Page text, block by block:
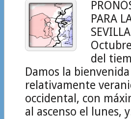
PARA
del
Damos la
relativamente
occidental, con
al ascenso el lunes,